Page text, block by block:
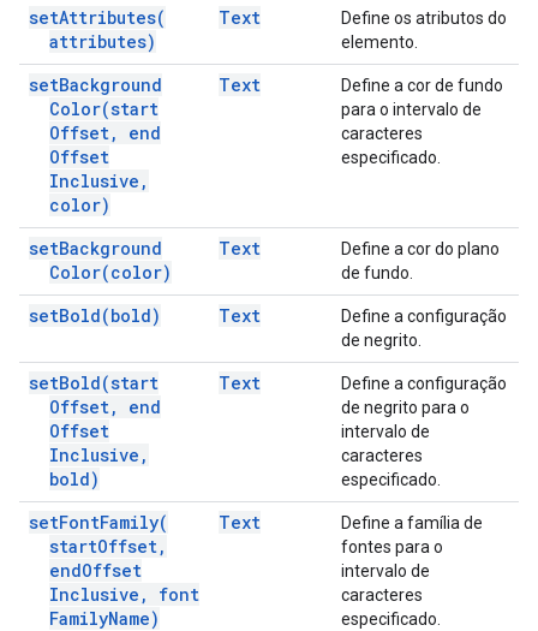
setAttributes(
attributes)
Text
Define os atributos do
elemento.
setBackground
Color(start
Offset,
end
Offset
Inclusive ,
color)
Text
Define a cor de fundo
para o intervalo de
caracteres
especificado.
setBackground
Color(color)
Text
Define a cor do plano
de fundo.
setBold(bold) Text
Define a configuração
de negrito.
setBold(start
Offset,
end
Offset
Inclusive ,
bold)
Text
Define a configuração
de negrito para o
intervalo de
caracteres
especificado.
setFontFamily(
startOffset,
endOffset
Inclusive ,
font
FamilyName)
Text
Define a família de
fontes para o
intervalo de
caracteres
especificado.